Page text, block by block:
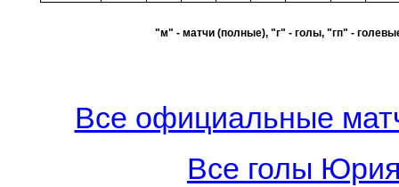
"м" - матчи (полные), "г" - голы, "гп" -
Все официальные
Все голы